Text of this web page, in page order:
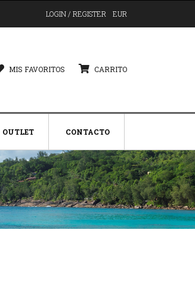
LOGIN / REGISTER EUR
MIS FAVORITOS CARRITO
OUTLET CONTACTO